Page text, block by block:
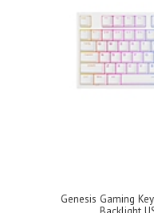
Genesis Gaming